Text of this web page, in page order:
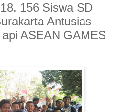
156 Siswa SD
Antusias
ASEAN GAMES